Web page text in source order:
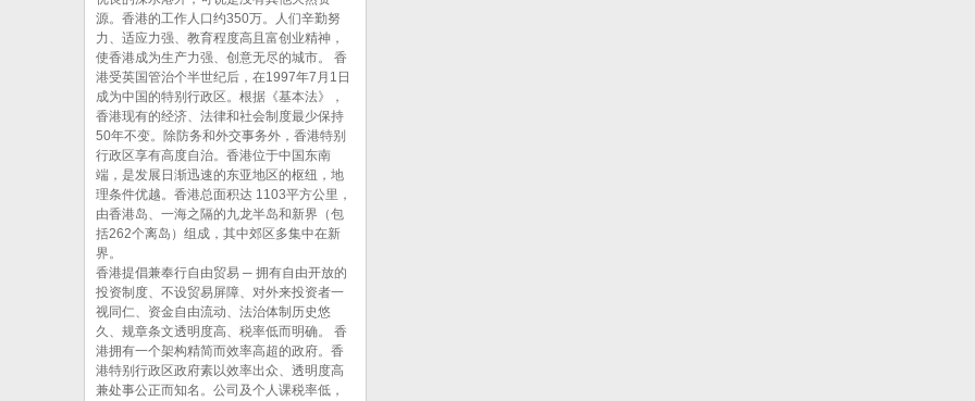
源。香港的工作人口约350万。人们辛勤努
力、适应力强、教育程度高且富创业精神，
使香港成为生产力强、创意无尽的城市。 香
港受英国管治个半世纪后，在1997年7月1日
成为中国的特别行政区。根据《基本法》，
香港现有的经济、法律和社会制度最少保持
50年不变。除防务和外交事务外，香港特别
行政区享有高度自治。香港位于中国东南
端，是发展日渐迅速的东亚地区的枢纽，地
理条件优越。香港总面积达 1103平方公里，
由香港岛、一海之隔的九龙半岛和新界（包
括262个离岛）组成，其中郊区多集中在新
界。
香港提倡兼奉行自由贸易 ─ 拥有自由开放的
投资制度、不设贸易屏障、对外来投资者一
视同仁、资金自由流动、法治体制历史悠
久、规章条文透明度高、税率低而明确。 香
港拥有一个架构精简而效率高超的政府。香
港特别行政区政府素以效率出众、透明度高
兼处事公正而知名。公司及个人课税率低，